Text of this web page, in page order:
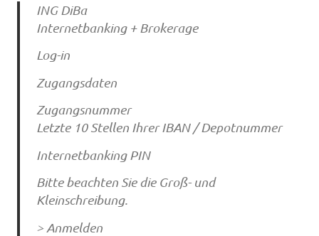
ING DiBa
Internetbanking + Brokerage
Log-in
Zugangsdaten
Zugangsnummer
Letzte 10 Stellen Ihrer IBAN / Depotnummer
Internetbanking PIN
Bitte beachten Sie die Groß- und
Kleinschreibung.
> Anmelden